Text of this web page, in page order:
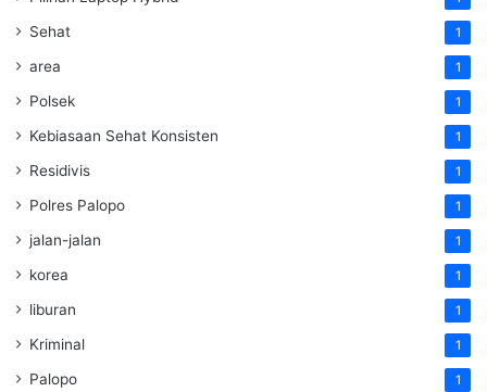
Sehat 1
area 1
Polsek 1
Kebiasaan Sehat Konsisten 1
Residivis 1
Polres Palopo 1
jalan-jalan 1
korea 1
liburan 1
Kriminal 1
Palopo 1